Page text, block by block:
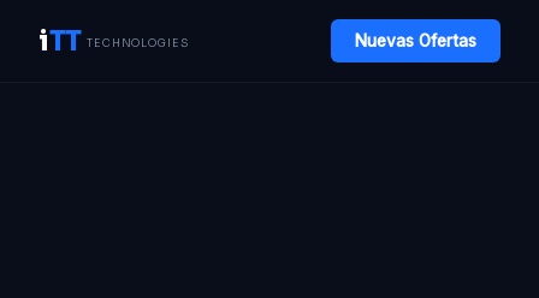
iTT TECHNOLOGIES Nuevas Ofertas